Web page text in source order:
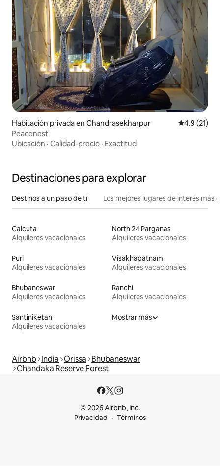
Habitación privada en Chandrasekharpur Calificación
4.9 (21)
Peacenest
Ubicación · Calidad-precio · Exactitud
Destinaciones para explorar
Destinos a un paso de ti Los mejores lugares de interés más
Calcuta
Alquileres vacacionales
North 24 Parganas
Alquileres vacacionales
Puri
Alquileres vacacionales
Visakhapatnam
Alquileres vacacionales
Bhubaneswar
Alquileres vacacionales
Ranchi
Alquileres vacacionales
Santiniketan
Alquileres vacacionales
Mostrar más
Airbnb India Orissa Bhubaneswar
Chandaka Reserve Forest
© 2026 Airbnb, Inc.
Privacidad
Términos